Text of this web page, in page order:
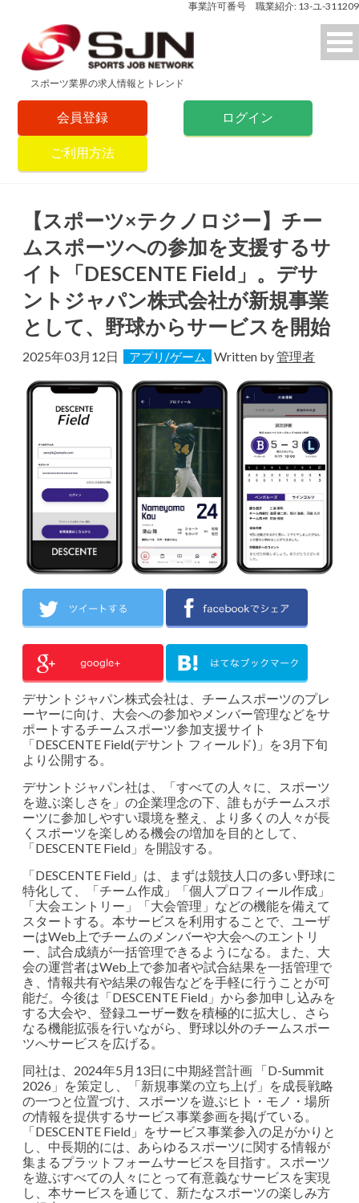
事業許可番号 職業紹介: 13-ユ-311209
スポーツ業界の求人情報とトレンド
会員登録 ログイン
ご利用方法
【スポーツ×テクノロジー】チー
ムスポーツへの参加を支援するサ
イト「DESCENTE Field」。デサ
ントジャパン株式会社が新規事業
として、野球からサービスを開始
2025年03月12日 アプリ/ゲーム Written by管理者
デサントジャパン株式会社は、チームスポーツのプレ
ーヤーに向け、大会への参加やメンバー管理などをサ
ポートするチームスポーツ参加支援サイト
「DESCENTE Field(デサント フィールド)」を3月下旬
より公開する。
デサントジャパン社は、「すべての人々に、スポーツ
を遊ぶ楽しさを」の企業理念の下、誰もがチームスポ
ーツに参加しやすい環境を整え、より多くの人々が長
くスポーツを楽しめる機会の増加を目的として、
「DESCENTE Field」を開設する。
「DESCENTE Field」は、まずは競技人口の多い野球に
特化して、「チーム作成」「個人プロフィール作成」
「大会エントリー」「大会管理」などの機能を備えて
スタートする。本サービスを利用することで、ユーザ
ーはWeb上でチームのメンバーや大会へのエントリ
ー、試合成績が一括管理できるようになる。また、大
会の運営者はWeb上で参加者や試合結果を一括管理で
き、情報共有や結果の報告などを手軽に行うことが可
能だ。今後は「DESCENTE Field」から参加申し込みを
する大会や、登録ユーザー数を積極的に拡大し、さら
なる機能拡張を行いながら、野球以外のチームスポー
ツへサービスを広げる。
同社は、2024年5月13日に中期経営計画 「D-Summit
2026」を策定し、「新規事業の立ち上げ」を成長戦略
の一つと位置づけ、スポーツを遊ぶヒト・モノ・場所
の情報を提供するサービス事業参画を掲げている。
「DESCENTE Field」をサービス事業参入の足がかりと
し、中長期的には、あらゆるスポーツに関する情報が
集まるプラットフォームサービスを目指す。スポーツ
を遊ぶすべての人々にとって有意義なサービスを実現
し、本サービスを通じて、新たなスポーツの楽しみ方